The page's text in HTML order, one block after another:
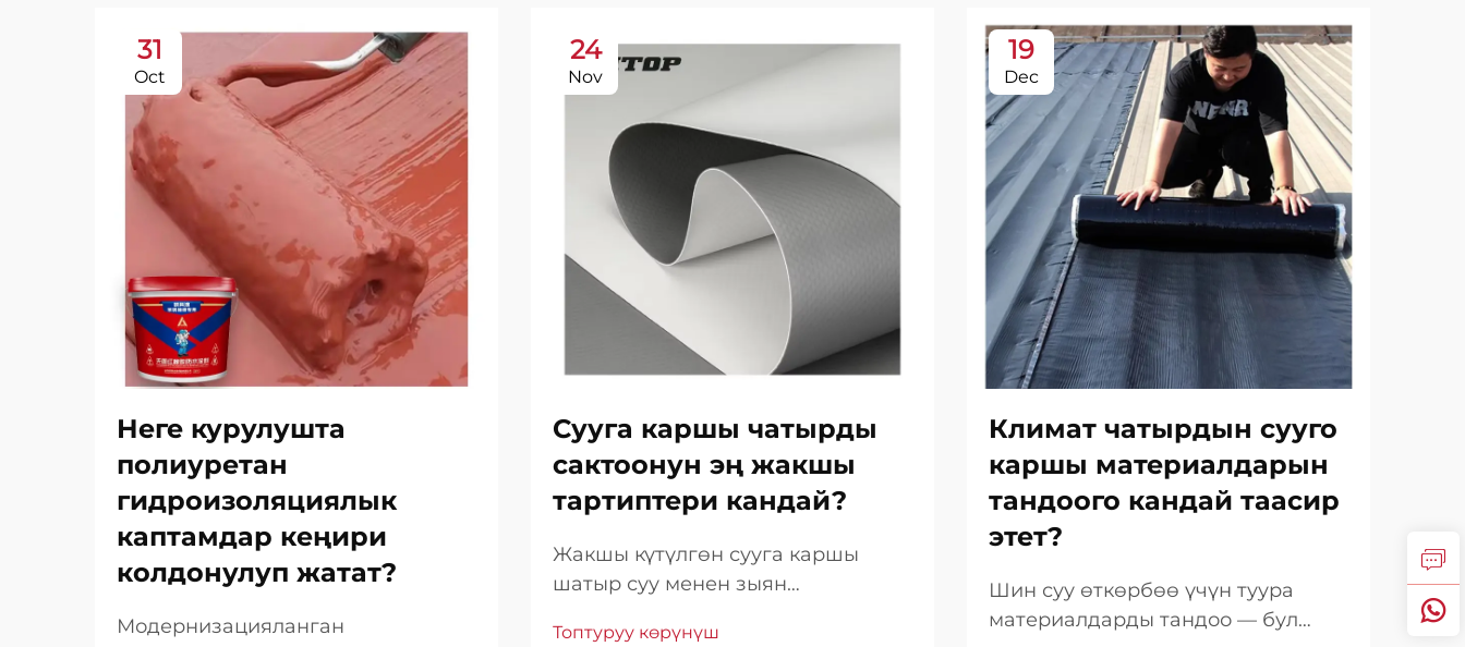
31
Oct
Неге курулушта
полиуретан
гидроизоляциялык
каптамдар кеңири
колдонулуп жатат?
Модернизацияланган
24
Nov
Сууга каршы чатырды
сактоонун эң жакшы
тартиптери кандай?
Жакшы күтүлгөн сууга каршы
шатыр суу менен зыян
Топтуруу көрүнүш
19
Dec
Климат чатырдын сууго
каршы материалдарын
тандоого кандай таасир
этет?
Шин суу өткөрбөө үчүн туура
материалдарды тандоо — бул